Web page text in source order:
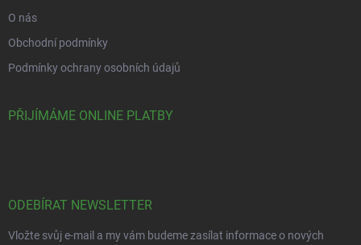
O nás
Obchodní podmínky
Podmínky ochrany osobních údajů
PŘIJÍMÁME ONLINE PLATBY
ODEBÍRAT NEWSLETTER
Vložte svůj e-mail a my vám budeme zasílat informace o nových